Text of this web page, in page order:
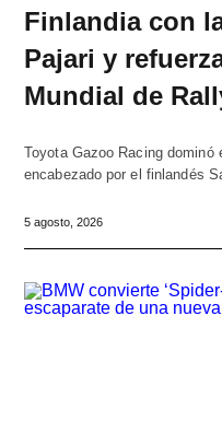
Finlandia con
Pajari y
Mundial de
Toyota Gazoo Racing
encabezado por el finlandés
5 agosto, 2026